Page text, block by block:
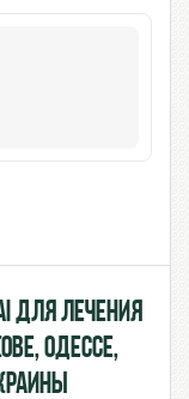
для лечения
Одессе,